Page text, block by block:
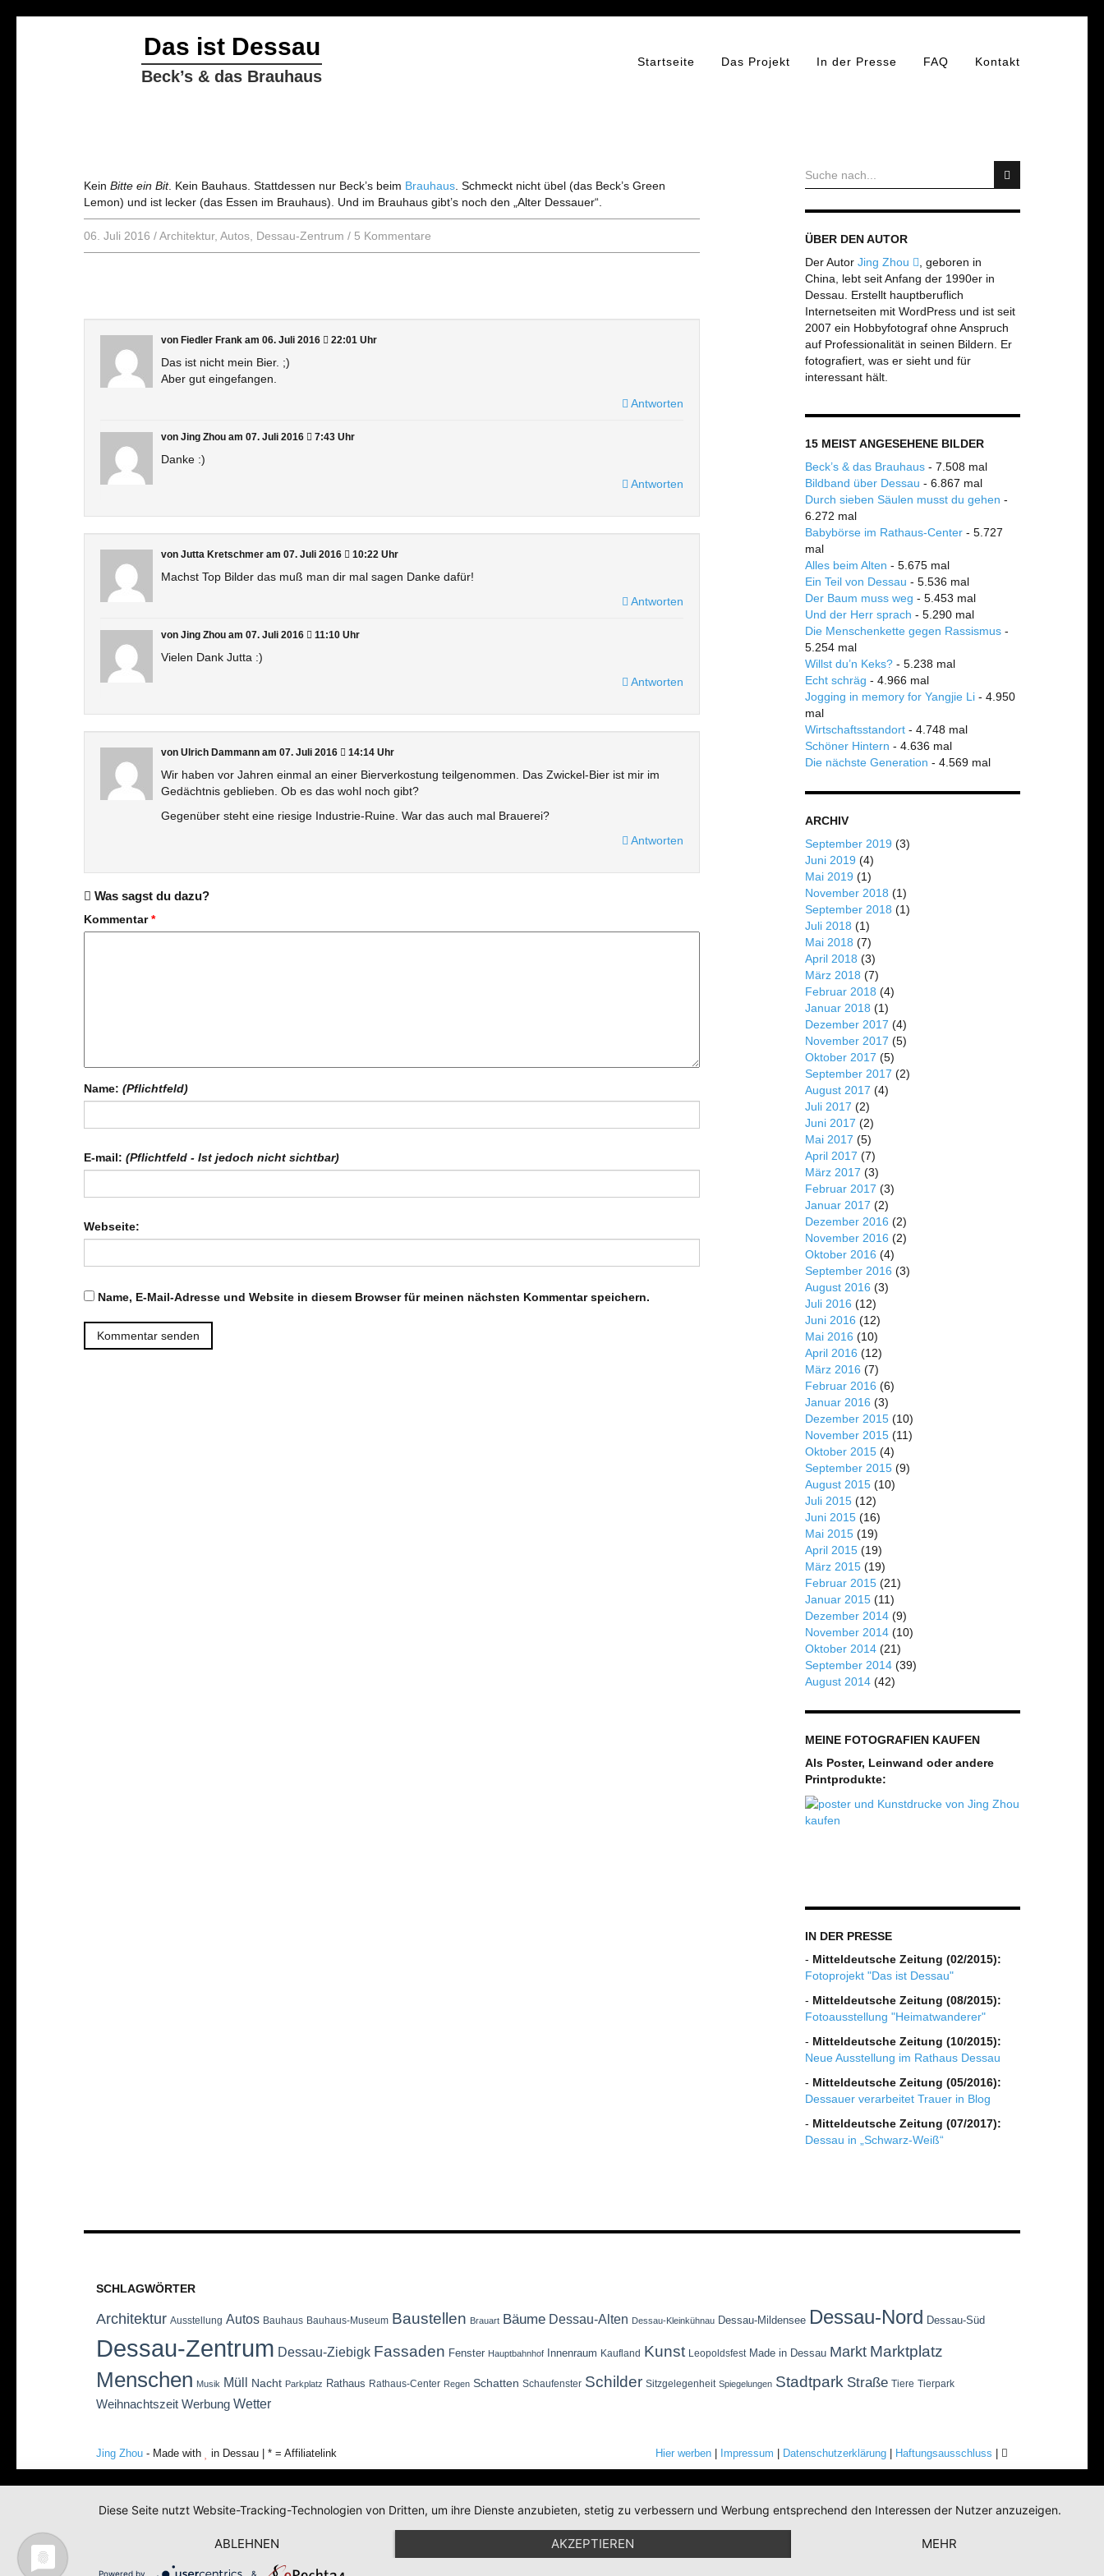
Das ist Dessau
Beck’s & das Brauhaus
Startseite Das Projekt In der Presse FAQ Kontakt
Kein Bitte ein Bit. Kein Bauhaus. Stattdessen nur Beck’s beim Brauhaus . Schmeckt nicht übel (das Beck’s Green
Lemon) und ist lecker (das Essen im Brauhaus). Und im Brauhaus gibt’s noch den „Alter Dessauer“.
06. Juli 2016 /Architektur, Autos Dessau-Zentrum / 5 Kommentare
von Fiedler Frank am 06. Juli 2016 22:01 Uhr
Das ist nicht mein Bier. ;)
Aber gut eingefangen.
Antworten
von Jing Zhou am 07. Juli 2016 7:43 Uhr
Danke :)
Antworten
von Jutta Kretschmer am 07. Juli 2016 10:22 Uhr
Machst Top Bilder das muß man dir mal sagen Danke dafür!
Antworten
von Jing Zhou am 07. Juli 2016 11:10 Uhr
Vielen Dank Jutta :)
Antworten
von Ulrich Dammann am 07. Juli 2016 14:14 Uhr
Wir haben vor Jahren einmal an einer Bierverkostung teilgenommen. Das Zwickel-Bier ist mir im
Gedächtnis geblieben. Ob es das wohl noch gibt?
Gegenüber steht eine riesige Industrie-Ruine. War das auch mal Brauerei?
Antworten
Was sagst du dazu?
Kommentar*
Name: (Pflichtfeld)
E-mail: (Pflichtfeld - Ist jedoch nicht sichtbar)
Webseite:
Name, E-Mail-Adresse und Website in diesem Browser für meinen nächsten Kommentar speichern.
ÜBER DEN AUTOR
Der Autor Jing Zhou
, geboren in
China, lebt seit Anfang der 1990er in
Dessau. Erstellt hauptberuflich
Internetseiten mit WordPress und ist seit
2007 ein Hobbyfotograf ohne Anspruch
auf Professionalität in seinen Bildern. Er
fotografiert, was er sieht und für
interessant hält.
15 MEIST ANGESEHENE BILDER
Beck’s & das Brauhaus- 7.508 mal
Bildband über Dessau - 6.867 mal
Durch sieben Säulen musst du gehen -
6.272 mal
Babybörse im Rathaus-Center- 5.727
mal
Alles beim Alten - 5.675 mal
Ein Teil von Dessau - 5.536 mal
Der Baum muss weg - 5.453 mal
Und der Herr sprach - 5.290 mal
Die Menschenkette gegen Rassismus-
5.254 mal
Willst du’n Keks?- 5.238 mal
Echt schräg - 4.966 mal
Jogging in memory for Yangjie Li- 4.950
mal
Wirtschaftsstandort- 4.748 mal
Schöner Hintern - 4.636 mal
Die nächste Generation - 4.569 mal
ARCHIV
September 2019 (3)
Juni 2019 (4)
Mai 2019 (1)
November 2018 (1)
September 2018 (1)
Juli 2018 (1)
Mai 2018 (7)
April 2018 (3)
März 2018 (7)
Februar 2018 (4)
Januar 2018 (1)
Dezember 2017 (4)
November 2017 (5)
Oktober 2017 (5)
September 2017 (2)
August 2017 (4)
Juli 2017 (2)
Juni 2017 (2)
Mai 2017 (5)
April 2017 (7)
März 2017 (3)
Februar 2017 (3)
Januar 2017 (2)
Dezember 2016 (2)
November 2016 (2)
Oktober 2016 (4)
September 2016 (3)
August 2016 (3)
Juli 2016 (12)
Juni 2016 (12)
Mai 2016 (10)
April 2016 (12)
März 2016 (7)
Februar 2016 (6)
Januar 2016 (3)
Dezember 2015(10)
November 2015(11)
Oktober 2015(4)
September 2015(9)
August 2015(10)
Juli 2015(12)
Juni 2015(16)
Mai 2015(19)
April 2015(19)
März 2015(19)
Februar 2015(21)
Januar 2015(11)
Dezember 2014(9)
November 2014(10)
Oktober 2014(21)
September 2014(39)
August 2014(42)
MEINE FOTOGRAFIEN KAUFEN
Als Poster, Leinwand oder andere
Printprodukte:
IN DER PRESSE
- Mitteldeutsche Zeitung (02/2015):
Fotoprojekt "Das ist Dessau"
- Mitteldeutsche Zeitung (08/2015):
Fotoausstellung "Heimatwanderer"
- Mitteldeutsche Zeitung (10/2015):
Neue Ausstellung im Rathaus Dessau
- Mitteldeutsche Zeitung (05/2016):
Dessauer verarbeitet Trauer in Blog
- Mitteldeutsche Zeitung (07/2017):
Dessau in „Schwarz-Weiß“
SCHLAGWÖRTER
Architektur Ausstellung Autos Bauhaus Bauhaus-Museum Baustellen Brauart Bäume Dessau-Alten Dessau-Kleinkühnau Dessau-Mildensee Dessau-Nord Dessau-Süd
Dessau-Zentrum Dessau-Ziebigk Fassaden Fenster Hauptbahnhof Innenraum Kaufland Kunst Leopoldsfest Made in Dessau Markt Marktplatz
Menschen Musik Müll Nacht Parkplatz Rathaus Rathaus-Center Regen Schatten Schaufenster Schilder Sitzgelegenheit Spiegelungen Stadtpark Straße Tiere Tierpark
Weihnachtszeit Werbung Wetter
Jing Zhou - Made with in Dessau | * = Affiliatelink Hier werben Impressum Datenschutzerklärung Haftungsausschluss
Diese Seite nutzt Website-Tracking-Technologien von Dritten, um ihre Dienste anzubieten, stetig zu verbessern und Werbung entsprechend den Interessen der Nutzer anzuzeigen.
ABLEHNEN AKZEPTIEREN MEHR
Powered by &